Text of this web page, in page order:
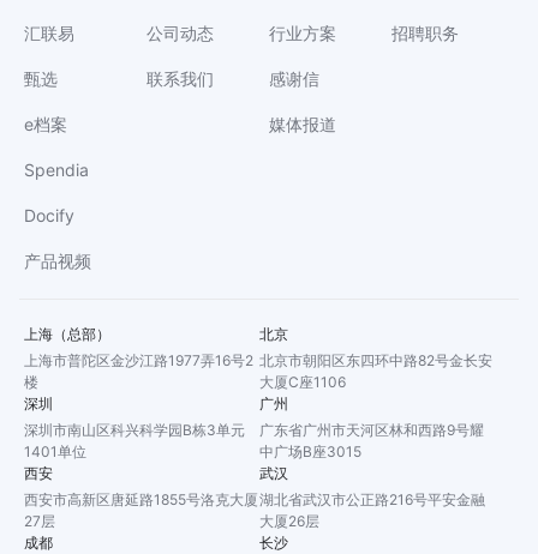
汇联易
甄选
e档案
Spendia
Docify
产品视频
公司动态
联系我们
行业方案
感谢信
媒体报道
招聘职务
上海（总部）
上海市普陀区金沙江路1977弄16号2
楼
北京
北京市朝阳区东四环中路82号金长安
大厦C座1106
深圳
深圳市南山区科兴科学园B栋3单元
1401单位
广州
广东省广州市天河区林和西路9号耀
中广场B座3015
西安
西安市高新区唐延路1855号洛克大厦
27层
武汉
湖北省武汉市公正路216号平安金融
大厦26层
成都
长沙